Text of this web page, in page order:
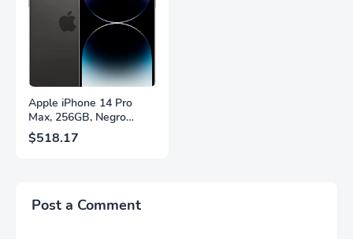
Fuente,
LS27FG532ENXZA
Apple iPhone 14 Pro
Max, 256GB, Negro
Espacial - Desbloqueado
(Renovado)
$518.17
Post a Comment